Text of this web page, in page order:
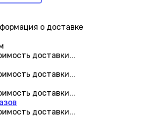
о доставке
доставки...
доставки...
доставки...
доставки...